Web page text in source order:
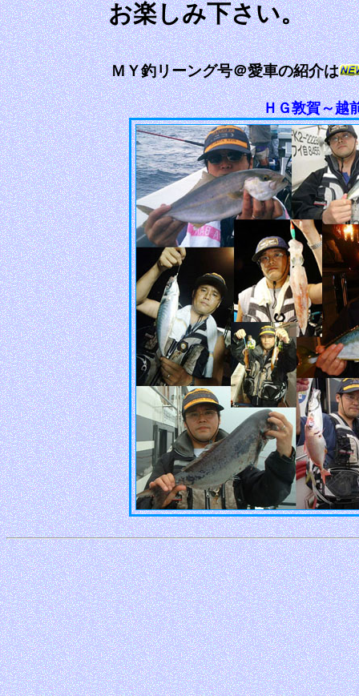
お楽しみ下さい。
ＭＹ釣リーング号＠愛車の紹介は
ＨＧ敦賀～越